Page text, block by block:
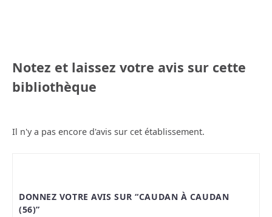
Notez et laissez votre avis sur cette
bibliothèque
Il n'y a pas encore d'avis sur cet établissement.
DONNEZ VOTRE AVIS SUR “CAUDAN À CAUDAN
(56)”